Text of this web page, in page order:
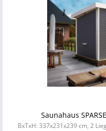
Saunahaus
BxTxH: 337x231x239 cm, 2